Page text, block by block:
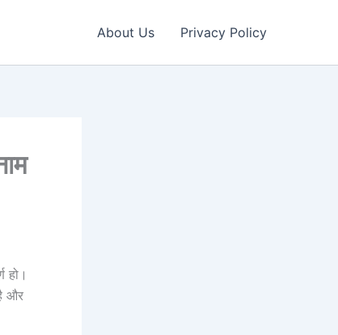
About Us Privacy Policy
हो।
और